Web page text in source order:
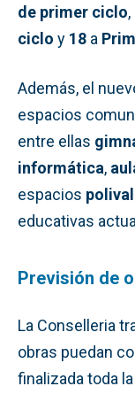
de primer ciclo,
ciclo y 18 a
Además, el
espacios
entre ellas
informática,
espacios
educativas
Previsión de
La Conselleria
obras puedan
finalizada toda